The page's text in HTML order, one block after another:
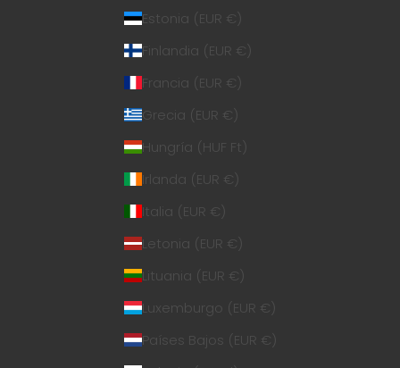
Estonia (EUR €)
Finlandia (EUR €)
Francia (EUR €)
Grecia (EUR €)
Hungría (HUF Ft)
Irlanda (EUR €)
Italia (EUR €)
Letonia (EUR €)
Lituania (EUR €)
Luxemburgo (EUR €)
Países Bajos (EUR €)